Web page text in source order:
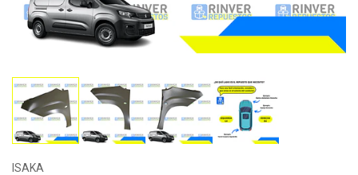
ISAKA